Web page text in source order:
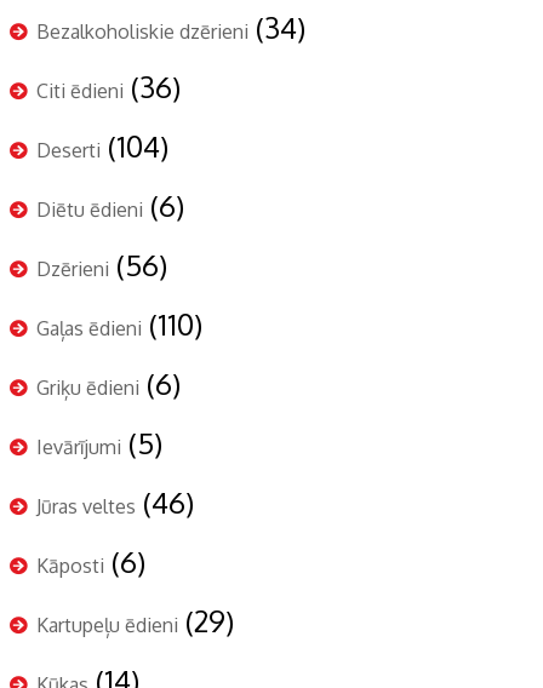
Bezalkoholiskie dzērieni (34)
Citi ēdieni (36)
Deserti (104)
Diētu ēdieni (6)
Dzērieni (56)
Gaļas ēdieni (110)
Griķu ēdieni (6)
Ievārījumi (5)
Jūras veltes (46)
Kāposti (6)
Kartupeļu ēdieni (29)
(14)